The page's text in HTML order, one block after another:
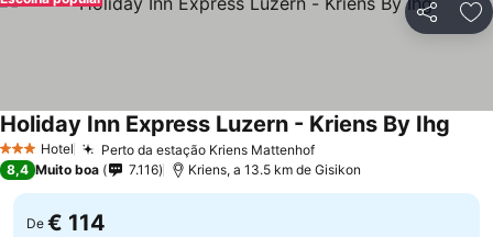
Partilhar
3 EstrelasHotel Perto da estação Kriens MattenhofVer preços
Holiday Inn Express Luzern - Kriens By Ihg
8,4 Muito boa 7.116 Kriens, a 13.5 km de Gisikon
De € 114